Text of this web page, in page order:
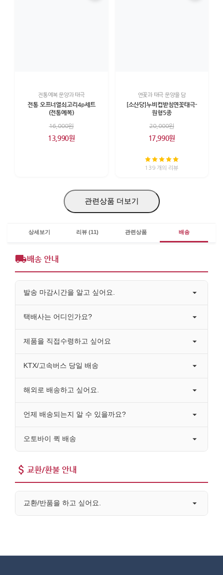
전통예복 문양과 태극
전통 오프너열쇠고리4p세트
(전통예복)
16,000원
13,990원
연꽃과 태극 문양을 담
[소산당]누비컵받침연꽃태극-
원형5종
20,000원
17,990원
139 개의 리뷰
관련상품 더보기
상세보기 리뷰 (11) 관련상품 배송
배송 안내
발송 마감시간을 알고 싶어요.
택배사는 어디인가요?
제품을 직접수령하고 싶어요
KTX/고속버스 당일 배송
해외로 배송하고 싶어요.
언제 배송되는지 알 수 있을까요?
오토바이 퀵 배송
교환/환불 안내
교환/반품을 하고 싶어요.